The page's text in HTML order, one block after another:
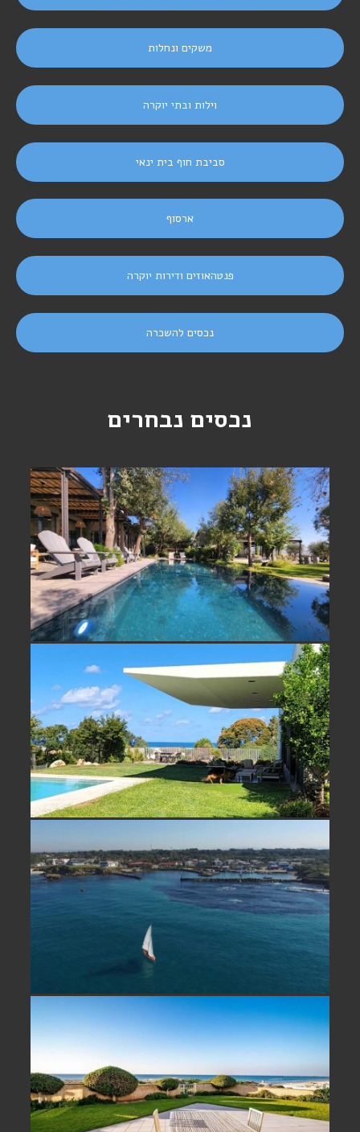
משקים ונחלות
וילות ובתי יוקרה
סביבת חוף בית ינאי
ארסוף
פנטהאוזים ודירות יוקרה
נכסים להשכרה
נכסים נבחרים
נחלה מרגשת למכירה בעמק יזרעאל -
לגור בלב הטבע
נחלה למכירה בכפר ויתקין בית מדהים
מול נוף גבוה רואה ים
נחלה למכירה במכמורת ליד הים
בית על הים למכירה בבית ינאי- נמכר!